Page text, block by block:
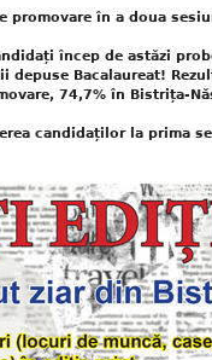
promovare în a doua
încep de astăzi
depuse Bacalaureat!
74,7% în Bistrița-
candidaților la prima